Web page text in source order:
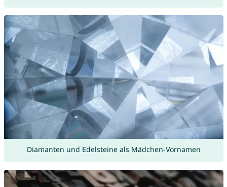
Diamanten und Edelsteine als Mädchen-Vornamen